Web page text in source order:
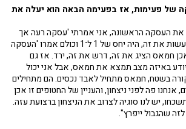
של פעימות, אז בפעימה הבאה הוא יעלה את
העסקה הראשונה, אני אמרתי 'עסקה רעה אך
הכרחית'. היינו צריכים לעשות את זה, היה יחס של 1 ל־1 וכולם אמרו 'העסקה
תהיה 200 ל־1'. אכן חמאס הציג את זה, דרש את זה, ירד. אז גם
באיזה מצב תמצא את חמאס, אבל אני יכול
בשטח, חמאס מתחיל לאבד נכסים. הם מתחילים
אנחנו פה לפני ניצחון, והעניין של החטופים זו אכן
יש לנו סוגיה לצרוב את הניצחון ברצועת עזה.
שהגבול ייפרץ".